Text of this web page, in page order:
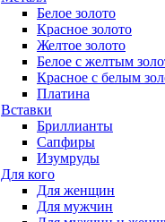
Белое золото
Красное золото
Желтое золото
Белое с желтым
Красное с белым
Платина
Вставки
Бриллианты
Сапфиры
Изумруды
Для кого
Для женщин
Для мужчин